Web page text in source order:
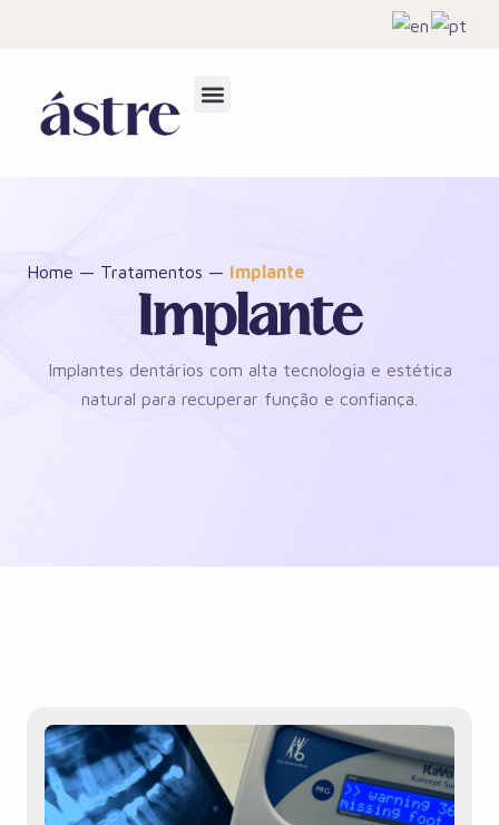
Home — Tratamentos — Implante
Implante
Implantes dentários com alta tecnologia e estética
natural para recuperar função e confiança.